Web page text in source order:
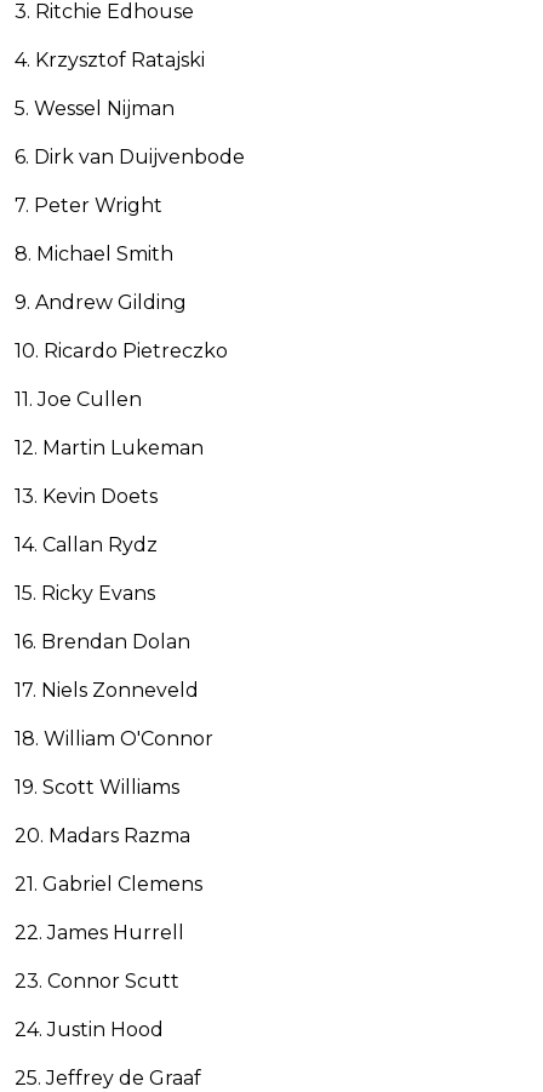
3. Ritchie Edhouse
4. Krzysztof Ratajski
5. Wessel Nijman
6. Dirk van Duijvenbode
7. Peter Wright
8. Michael Smith
9. Andrew Gilding
10. Ricardo Pietreczko
11. Joe Cullen
12. Martin Lukeman
13. Kevin Doets
14. Callan Rydz
15. Ricky Evans
16. Brendan Dolan
17. Niels Zonneveld
18. William O'Connor
19. Scott Williams
20. Madars Razma
21. Gabriel Clemens
22. James Hurrell
23. Connor Scutt
24. Justin Hood
25. Jeffrey de Graaf